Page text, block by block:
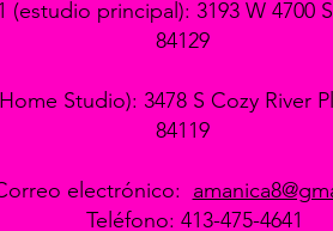
(estudio principal): 3193 W 4700
84129
Studio): 3478 S Cozy River
84119
electrónico:
Teléfono: 413-475-4641